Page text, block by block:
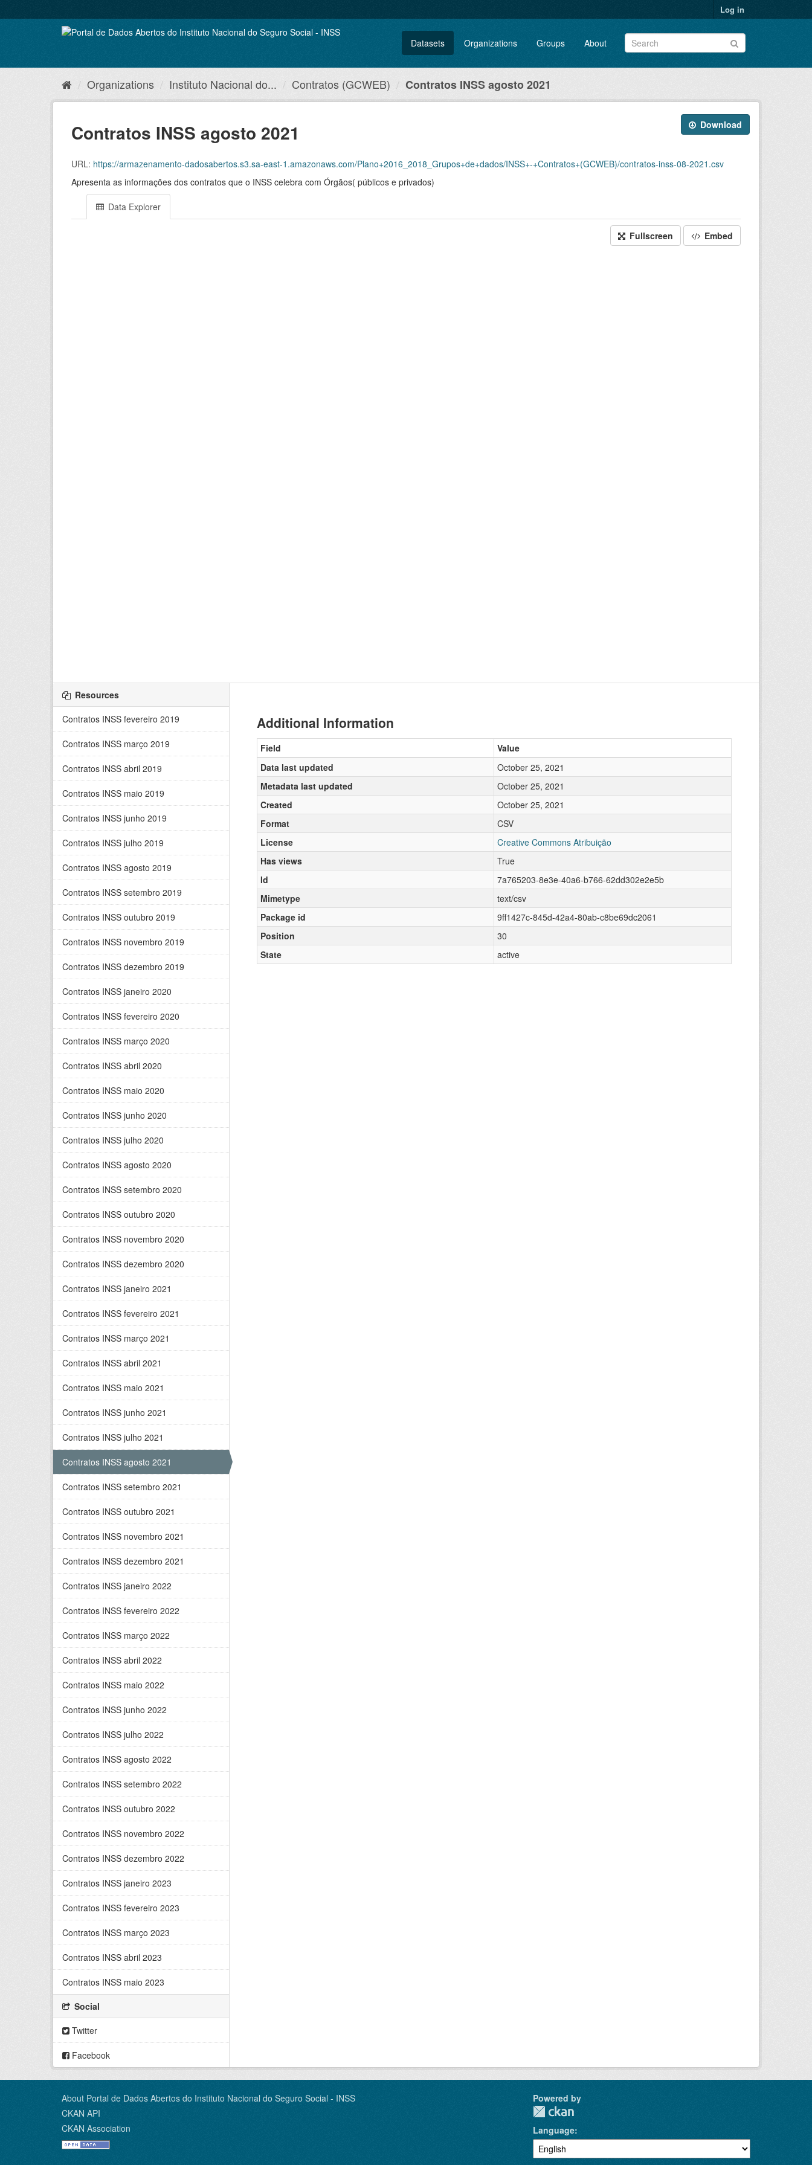
to
Log in
Datasets Organizations Groups About
Organizations Instituto Nacional do... Contratos (GCWEB) Contratos INSS agosto 2021
Download
Contratos INSS agosto 2021
URL: https://armazenamento-dadosabertos.s3.sa-east-1.amazonaws.com/Plano+2016_2018_Grupos+de+dados/INSS+-+Contratos+(GCWEB)/contratos-inss-08-2021.csv
Apresenta as informações dos contratos que o INSS celebra com Órgãos( públicos e privados)
Data Explorer
Fullscreen Embed
Resources
Contratos INSS fevereiro 2019
Contratos INSS março 2019
Contratos INSS abril 2019
Contratos INSS maio 2019
Contratos INSS junho 2019
Contratos INSS julho 2019
Contratos INSS agosto 2019
Contratos INSS setembro 2019
Contratos INSS outubro 2019
Contratos INSS novembro 2019
Contratos INSS dezembro 2019
Contratos INSS janeiro 2020
Contratos INSS fevereiro 2020
Contratos INSS março 2020
Contratos INSS abril 2020
Contratos INSS maio 2020
Contratos INSS junho 2020
Contratos INSS julho 2020
Contratos INSS agosto 2020
Contratos INSS setembro 2020
Contratos INSS outubro 2020
Contratos INSS novembro 2020
Contratos INSS dezembro 2020
Contratos INSS janeiro 2021
Contratos INSS fevereiro 2021
Contratos INSS março 2021
Contratos INSS abril 2021
Contratos INSS maio 2021
Contratos INSS junho 2021
Contratos INSS julho 2021
Contratos INSS agosto 2021
Contratos INSS setembro 2021
Contratos INSS outubro 2021
Contratos INSS novembro 2021
Contratos INSS dezembro 2021
Contratos INSS janeiro 2022
Contratos INSS fevereiro 2022
Contratos INSS março 2022
Contratos INSS abril 2022
Contratos INSS maio 2022
Contratos INSS junho 2022
Contratos INSS julho 2022
Contratos INSS agosto 2022
Contratos INSS setembro 2022
Contratos INSS outubro 2022
Contratos INSS novembro 2022
Contratos INSS dezembro 2022
Contratos INSS janeiro 2023
Contratos INSS fevereiro 2023
Contratos INSS março 2023
Contratos INSS abril 2023
Contratos INSS maio 2023
Social
Twitter
Facebook
Additional Information
Field
Value
Data last updated
October 25, 2021
Metadata last updated
October 25, 2021
Created
October 25, 2021
Format
CSV
License
Creative Commons Atribuição
Has views
True
Id
7a765203-8e3e-40a6-b766-62dd302e2e5b
Mimetype
text/csv
Package id
9ff1427c-845d-42a4-80ab-c8be69dc2061
Position
30
State
active
About Portal de Dados Abertos do Instituto Nacional do Seguro Social - INSS
CKAN API
CKAN Association
Powered by
Language